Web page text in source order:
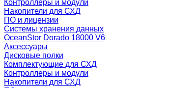
Контроллеры и модули
Накопители для СХД
ПО и лицензии
Системы хранения данных
OceanStor Dorado 18000 V6
Аксессуары
Дисковые полки
Комплектующие для СХД
Контроллеры и модули
Накопители для СХД